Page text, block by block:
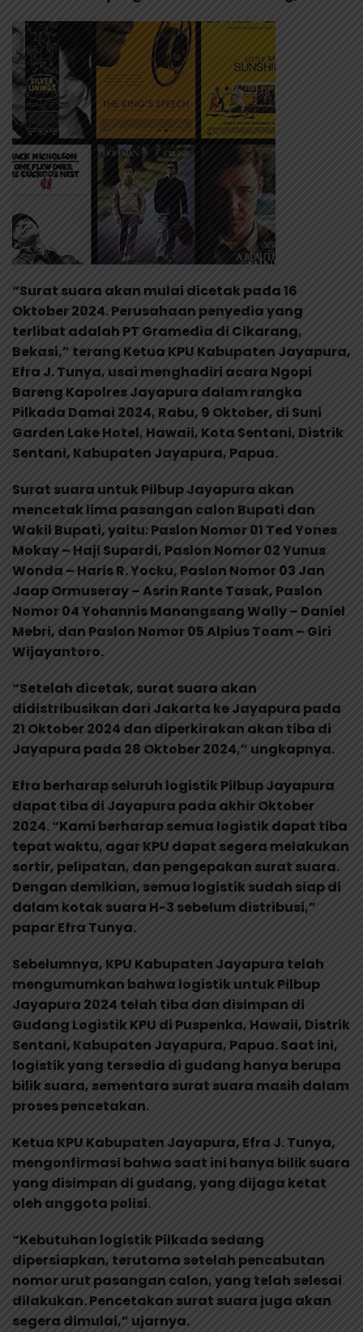
“Surat suara akan mulai dicetak pada 16
Oktober 2024. Perusahaan penyedia yang
terlibat adalah PT Gramedia di Cikarang,
Bekasi,” terang Ketua KPU Kabupaten Jayapura,
Efra J. Tunya, usai menghadiri acara Ngopi
Bareng Kapolres Jayapura dalam rangka
Pilkada Damai 2024, Rabu, 9 Oktober, di Suni
Garden Lake Hotel, Hawaii, Kota Sentani, Distrik
Sentani, Kabupaten Jayapura, Papua.
Surat suara untuk Pilbup Jayapura akan
mencetak lima pasangan calon Bupati dan
Wakil Bupati, yaitu: Paslon Nomor 01 Ted Yones
Mokay – Haji Supardi, Paslon Nomor 02 Yunus
Wonda – Haris R. Yocku, Paslon Nomor 03 Jan
Jaap Ormuseray – Asrin Rante Tasak, Paslon
Nomor 04 Yohannis Manangsang Wally – Daniel
Mebri, dan Paslon Nomor 05 Alpius Toam – Giri
Wijayantoro.
“Setelah dicetak, surat suara akan
didistribusikan dari Jakarta ke Jayapura pada
21 Oktober 2024 dan diperkirakan akan tiba di
Jayapura pada 28 Oktober 2024,” ungkapnya.
Efra berharap seluruh logistik Pilbup Jayapura
dapat tiba di Jayapura pada akhir Oktober
2024. “Kami berharap semua logistik dapat tiba
tepat waktu, agar KPU dapat segera melakukan
sortir, pelipatan, dan pengepakan surat suara.
Dengan demikian, semua logistik sudah siap di
dalam kotak suara H-3 sebelum distribusi,”
papar Efra Tunya.
Sebelumnya, KPU Kabupaten Jayapura telah
mengumumkan bahwa logistik untuk Pilbup
Jayapura 2024 telah tiba dan disimpan di
Gudang Logistik KPU di Puspenka, Hawaii, Distrik
Sentani, Kabupaten Jayapura, Papua. Saat ini,
logistik yang tersedia di gudang hanya berupa
bilik suara, sementara surat suara masih dalam
proses pencetakan.
Ketua KPU Kabupaten Jayapura, Efra J. Tunya,
mengonfirmasi bahwa saat ini hanya bilik suara
yang disimpan di gudang, yang dijaga ketat
oleh anggota polisi.
“Kebutuhan logistik Pilkada sedang
dipersiapkan, terutama setelah pencabutan
nomor urut pasangan calon, yang telah selesai
dilakukan. Pencetakan surat suara juga akan
segera dimulai,” ujarnya.